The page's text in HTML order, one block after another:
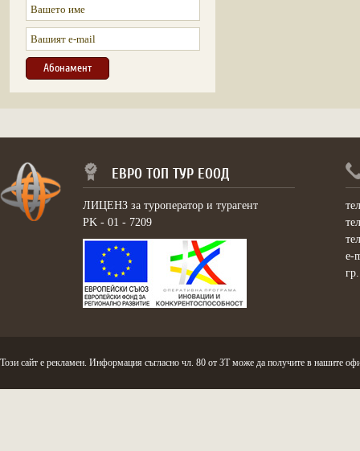
ЕВРО ТОП ТУР ЕООД
ЛИЦЕНЗ за туроператор и турагент
PK - 01 - 7209
e-
Този сайт е рекламен. Информация съгласно чл. 80 от ЗТ може да получите в нашите